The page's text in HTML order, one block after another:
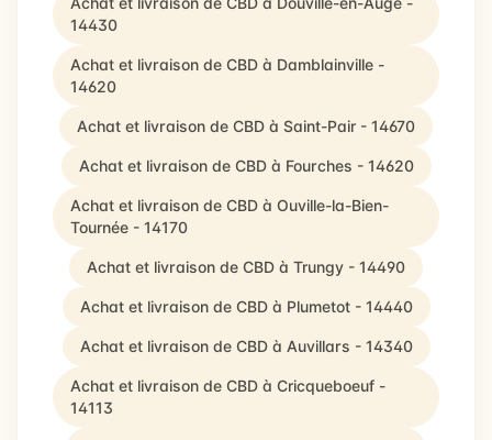
14430
Achat et livraison de CBD à Damblainville -
14620
Achat et livraison de CBD à Saint-Pair - 14670
Achat et livraison de CBD à Fourches - 14620
Achat et livraison de CBD à Ouville-la-Bien-
Tournée - 14170
Achat et livraison de CBD à Trungy - 14490
Achat et livraison de CBD à Plumetot - 14440
Achat et livraison de CBD à Auvillars - 14340
Achat et livraison de CBD à Cricqueboeuf -
14113